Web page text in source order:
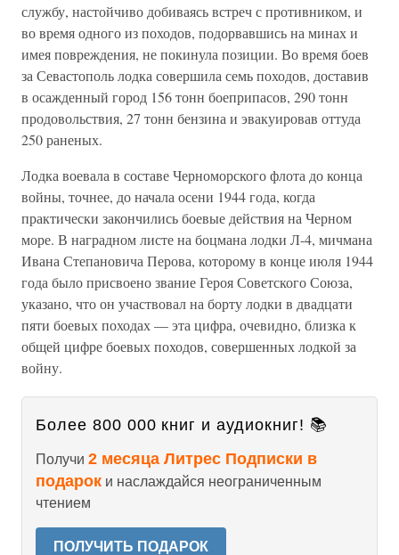
службу, настойчиво добиваясь встреч с противником, и
во время одного из походов, подорвавшись на минах и
имея повреждения, не покинула позиции. Во время боев
за Севастополь лодка совершила семь походов, доставив
в осажденный город 156 тонн боеприпасов, 290 тонн
продовольствия, 27 тонн бензина и эвакуировав оттуда
250 раненых.
Лодка воевала в составе Черноморского флота до конца
войны, точнее, до начала осени 1944 года, когда
практически закончились боевые действия на Черном
море. В наградном листе на боцмана лодки Л-4, мичмана
Ивана Степановича Перова, которому в конце июля 1944
года было присвоено звание Героя Советского Союза,
указано, что он участвовал на борту лодки в двадцати
пяти боевых походах — эта цифра, очевидно, близка к
общей цифре боевых походов, совершенных лодкой за
войну.
Более 800 000 книг и аудиокниг! 📚
Получи 2 месяца Литрес Подписки в
подарок и наслаждайся неограниченным
чтением
ПОЛУЧИТЬ ПОДАРОК